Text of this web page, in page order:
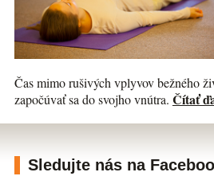
Čas mimo rušivých vplyvov bežného
započúvať sa do svojho vnútra. Čítať
Sledujte nás na